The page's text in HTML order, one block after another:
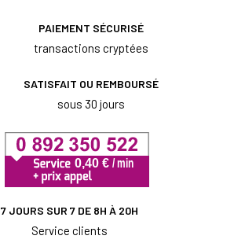
PAIEMENT SÉCURISÉ
transactions cryptées
SATISFAIT OU REMBOURSÉ
sous 30 jours
7 JOURS SUR 7 DE 8H À 20H
Service clients